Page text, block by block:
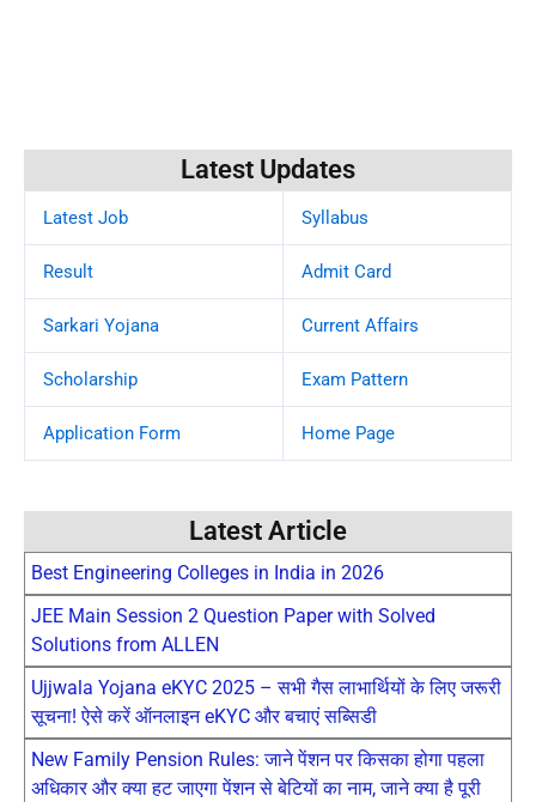
Latest Updates
Latest Job Syllabus
Result Admit Card
Sarkari Yojana Current Affairs
Scholarship Exam Pattern
Application Form Home Page
Latest Article
Best Engineering Colleges in India in 2026
JEE Main Session 2 Question Paper with Solved
Solutions from ALLEN
Ujjwala Yojana eKYC 2025 – सभी गैस लाभार्थियों के लिए जरूरी
सूचना! ऐसे करें ऑनलाइन eKYC और बचाएं सब्सिडी
New Family Pension Rules: जाने पेंशन पर किसका होगा पहला
अधिकार और क्या हट जाएगा पेंशन से बेटियों का नाम, जाने क्या है पूरी